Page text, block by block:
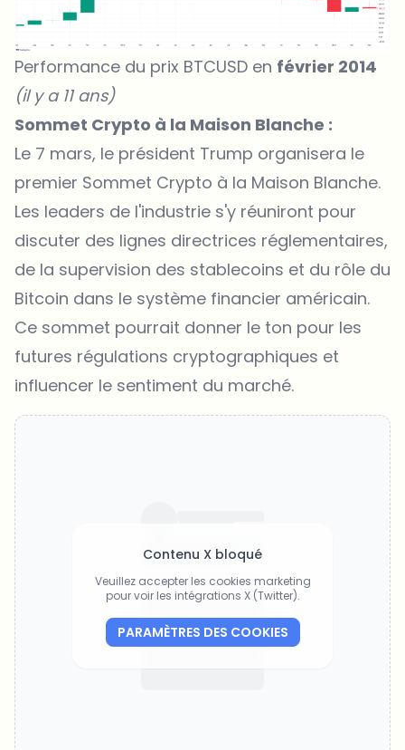
Performance du prix BTCUSD en février 2014
(il y a 11 ans)
Sommet Crypto à la Maison Blanche :
Le 7 mars, le président Trump organisera le
premier Sommet Crypto à la Maison Blanche.
Les leaders de l'industrie s'y réuniront pour
discuter des lignes directrices réglementaires,
de la supervision des stablecoins et du rôle du
Bitcoin dans le système financier américain.
Ce sommet pourrait donner le ton pour les
futures régulations cryptographiques et
influencer le sentiment du marché.
Contenu X bloqué
Veuillez accepter les cookies marketing
pour voir les intégrations X (Twitter).
PARAMÈTRES DES COOKIES